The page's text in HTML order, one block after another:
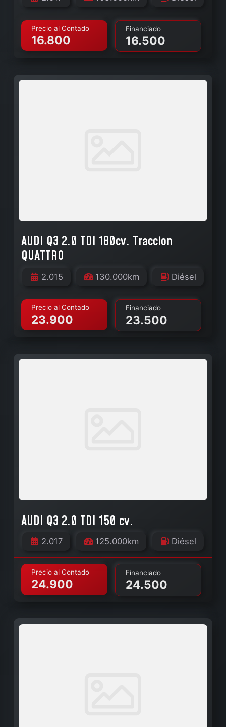
Precio al Contado
16.800
Financiado
16.500
AUDI Q3 2.0 TDI 180cv. Traccion
QUATTRO
2.015 130.000km Diésel
Precio al Contado
23.900
Financiado
23.500
AUDI Q3 2.0 TDI 150 cv.
2.017 125.000km Diésel
Precio al Contado
24.900
Financiado
24.500